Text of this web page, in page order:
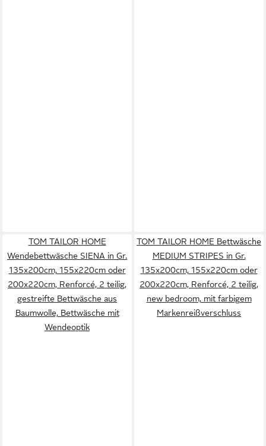
TOM TAILOR HOME
Wendebettwäsche SIENA in Gr.
135x200cm, 155x220cm oder
200x220cm, Renforcé, 2 teilig,
gestreifte Bettwäsche aus
Baumwolle, Bettwäsche mit
Wendeoptik
TOM TAILOR HOME Bettwäsche
MEDIUM STRIPES in Gr.
135x200cm, 155x220cm oder
200x220cm, Renforcé, 2 teilig,
new bedroom, mit farbigem
Markenreißverschluss